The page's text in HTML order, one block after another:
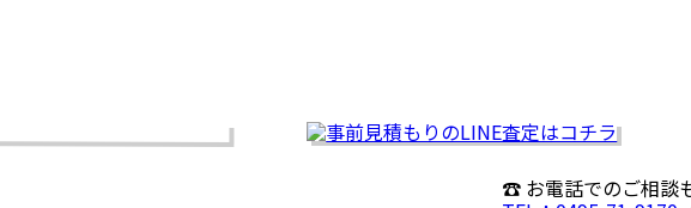
☎ お電話でのご相談